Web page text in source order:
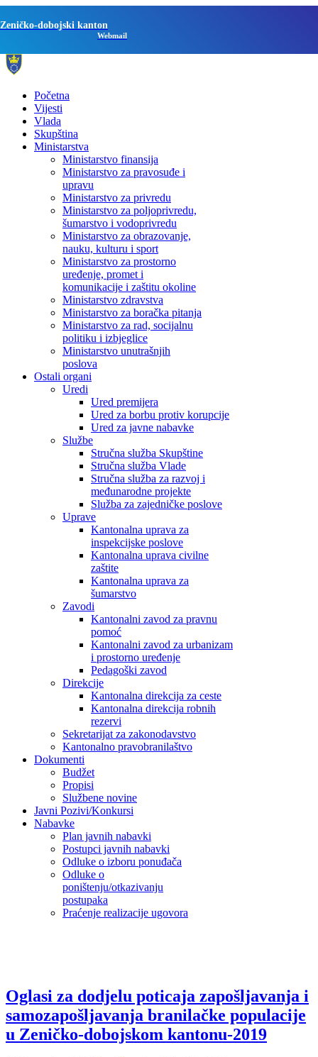
Zeničko-dobojski kanton
Webmail
Početna
Vijesti
Vlada
Skupština
Ministarstva
Ministarstvo finansija
Ministarstvo za pravosuđe i
upravu
Ministarstvo za privredu
Ministarstvo za poljoprivredu,
šumarstvo i vodoprivredu
Ministarstvo za obrazovanje,
nauku, kulturu i sport
Ministarstvo za prostorno
uređenje, promet i
komunikacije i zaštitu okoline
Ministarstvo zdravstva
Ministarstvo za boračka pitanja
Ministarstvo za rad, socijalnu
politiku i izbjeglice
Ministarstvo unutrašnjih
poslova
Ostali organi
Uredi
Ured premijera
Ured za borbu protiv korupcije
Ured za javne nabavke
Službe
Stručna služba Skupštine
Stručna služba Vlade
Stručna služba za razvoj i
međunarodne projekte
Služba za zajedničke poslove
Uprave
Kantonalna uprava za
inspekcijske poslove
Kantonalna uprava civilne
zaštite
Kantonalna uprava za
šumarstvo
Zavodi
Kantonalni zavod za pravnu
pomoć
Kantonalni zavod za urbanizam
i prostorno uređenje
Pedagoški zavod
Direkcije
Kantonalna direkcija za ceste
Kantonalna direkcija robnih
rezervi
Sekretarijat za zakonodavstvo
Kantonalno pravobranilaštvo
Dokumenti
Budžet
Propisi
Službene novine
Javni Pozivi/Konkursi
Nabavke
Plan javnih nabavki
Postupci javnih nabavki
Odluke o izboru ponuđača
Odluke o
poništenju/otkazivanju
postupaka
Praćenje realizacije ugovora
Oglasi za dodjelu poticaja zapošljavanja i
samozapošljavanja branilačke populacije
u Zeničko-dobojskom kantonu-2019